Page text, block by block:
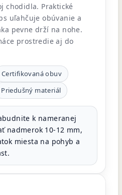
chodidla. Praktické
uľahčuje obúvanie a
pevne drží na nohe.
prostredie aj do
Certifikovaná obuv
Priedušný materiál
k nameranej
nadmerok 10-12 mm,
miesta na pohyb a